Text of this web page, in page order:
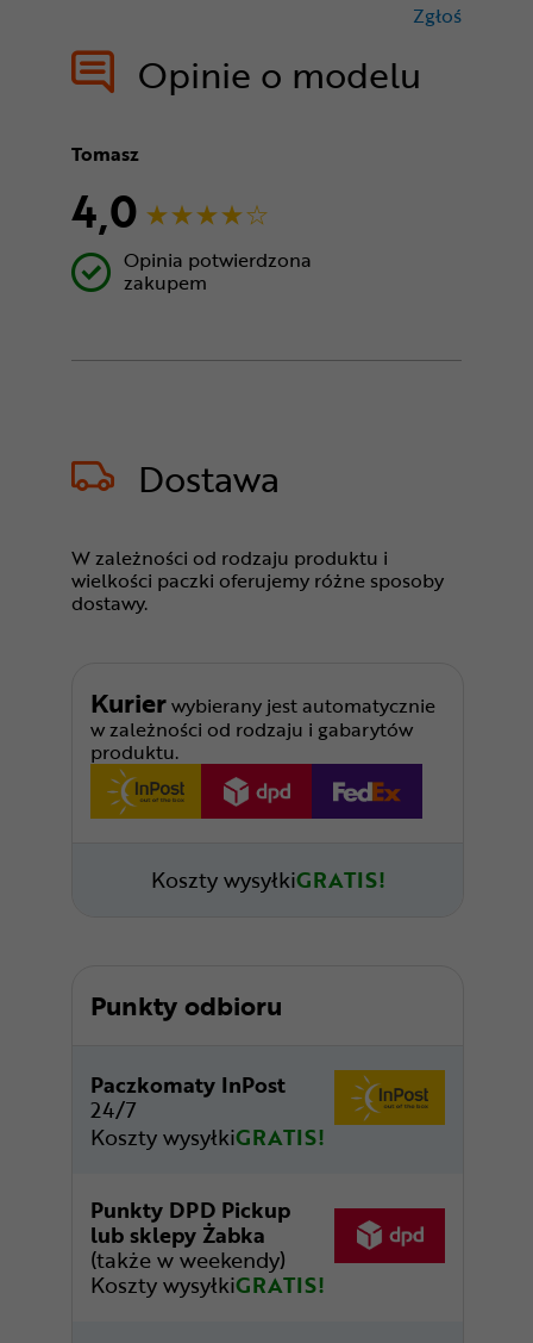
Opinie o modelu
Zgłoś
Tomasz
4,0
Opinia potwierdzona
zakupem
Dostawa
W zależności od rodzaju produktu i
wielkości paczki oferujemy różne sposoby
dostawy.
Kurierwybierany jest automatycznie
w zależności od rodzaju i gabarytów
produktu.
Koszty wysyłkiGRATIS!
Punkty odbioru
Paczkomaty InPost
24/7
Koszty wysyłkiGRATIS!
Punkty DPD Pickup
lub sklepy Żabka
(także w weekendy)
Koszty wysyłkiGRATIS!